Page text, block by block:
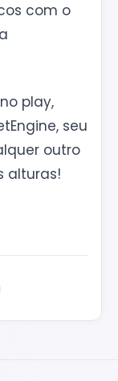
com o
play,
seu
outro
alturas!